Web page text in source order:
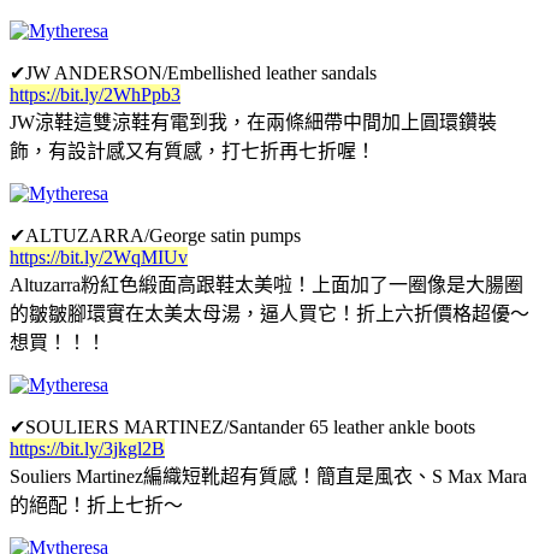
✔JW ANDERSON/Embellished leather sandals
https://bit.ly/2WhPpb3
JW涼鞋這雙涼鞋有電到我，在兩條細帶中間加上圓環鑽裝
飾，有設計感又有質感，打七折再七折喔！
✔ALTUZARRA/George satin pumps
https://bit.ly/2WqMIUv
Altuzarra粉紅色緞面高跟鞋太美啦！上面加了一圈像是大腸圈
的皺皺腳環實在太美太母湯，逼人買它！折上六折價格超優～
想買！！！
✔SOULIERS MARTINEZ/Santander 65 leather ankle boots
https://bit.ly/3jkgl2B
Souliers Martinez編織短靴超有質感！簡直是風衣、S Max Mara
的絕配！折上七折～